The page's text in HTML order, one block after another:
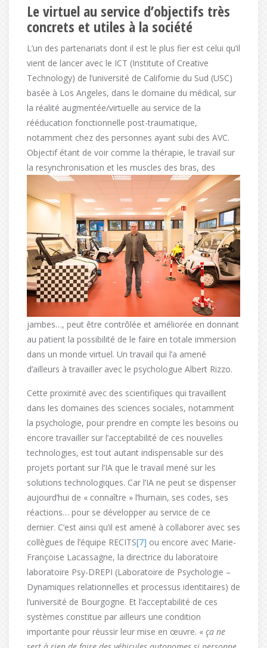
Le virtuel au service d’objectifs très
concrets et utiles à la société
L’un des partenariats dont il est le plus fier est celui qu’il
vient de lancer avec le ICT (Institute of Creative
Technology) de l’université de Californie du Sud (USC)
basée à Los Angeles, dans le domaine du médical, sur
la réalité augmentée/virtuelle au service de la
rééducation fonctionnelle post-traumatique,
notamment chez des personnes ayant subi des AVC.
Objectif étant de voir comme la thérapie, le travail sur
la resynchronisation et les muscles des bras, des
jambes…, peut être contrôlée et améliorée en donnant
au patient la possibilité de le faire en totale immersion
dans un monde virtuel. Un travail qui l’a amené
d’ailleurs à travailler avec le psychologue Albert Rizzo.
Cette proximité avec des scientifiques qui travaillent
dans les domaines des sciences sociales, notamment
la psychologie, pour prendre en compte les besoins ou
encore travailler sur l’acceptabilité de ces nouvelles
technologies, est tout autant indispensable sur des
projets portant sur l’IA que le travail mené sur les
solutions technologiques. Car l’IA ne peut se dispenser
aujourd’hui de « connaître » l’humain, ses codes, ses
réactions… pour se développer au service de ce
dernier. C’est ainsi qu’il est amené à collaborer avec ses
collègues de l’équipe RECITS[7] ou encore avec Marie-
Françoise Lacassagne, la directrice du laboratoire
laboratoire Psy-DREPI (Laboratoire de Psychologie –
Dynamiques relationnelles et processus identitaires) de
l’université de Bourgogne. Et l’acceptabilité de ces
systèmes constitue par ailleurs une condition
importante pour réussir leur mise en œuvre. « ça ne